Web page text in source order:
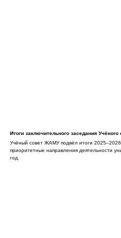
Итоги заключительного заседания Учёного
Учёный совет ЖАМУ подвёл итоги
приоритетные направления деятельности
год.